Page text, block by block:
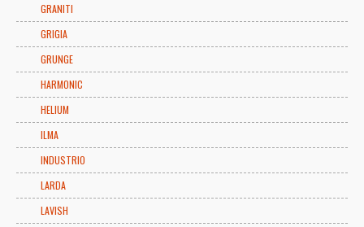
GRANITI
GRIGIA
GRUNGE
HARMONIC
HELIUM
ILMA
INDUSTRIO
LARDA
LAVISH